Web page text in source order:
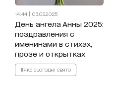
14:44 | 03.02.2025
День ангела Анны 2025:
поздравления с
именинами в стихах,
прозе и открытках
#яке сьогодні свято